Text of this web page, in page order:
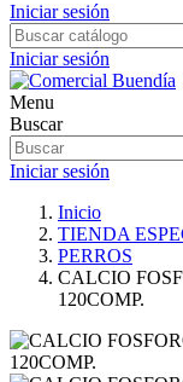
Iniciar sesión
Iniciar sesión
Menu
Buscar
Iniciar sesión
Inicio
TIENDA
PERROS
CALCIO
120COMP.